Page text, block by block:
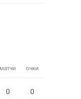
матчи очки
0 0